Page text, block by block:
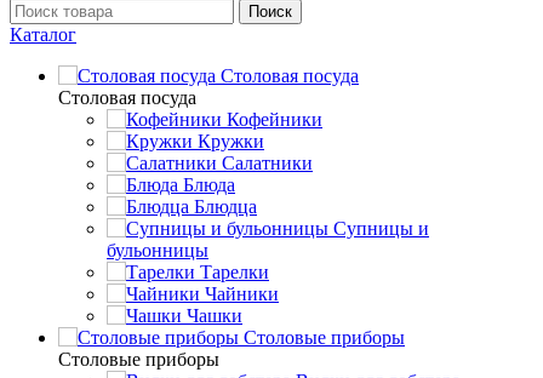
Поиск
Каталог
Столовая посуда
Столовая посуда
Кофейники
Кружки
Салатники
Блюда
Блюдца
Супницы и
бульонницы
Тарелки
Чайники
Чашки
Cтоловые приборы
Cтоловые приборы